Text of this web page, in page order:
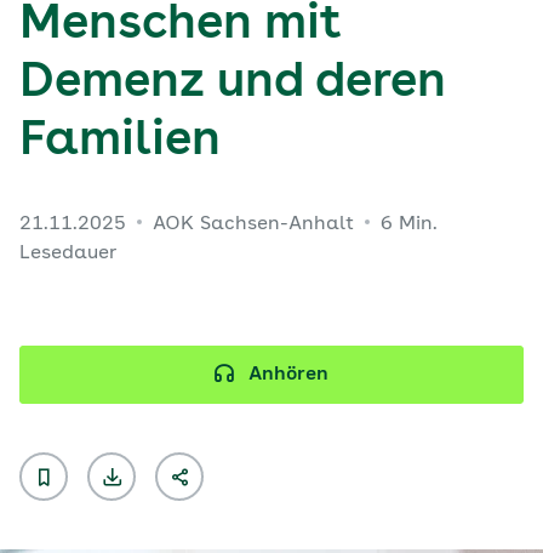
Menschen mit
Demenz und deren
Familien
21.11.2025 AOK Sachsen-Anhalt
6 Min.
Lesedauer
Anhören